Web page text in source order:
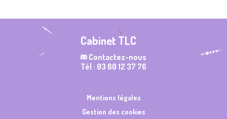
Cabinet TLC
Contactez-nous
Tél : 03 60 12 37 76
Mentions légales
Gestion des cookies